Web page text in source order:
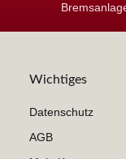
Wichtiges
Datenschutz
AGB